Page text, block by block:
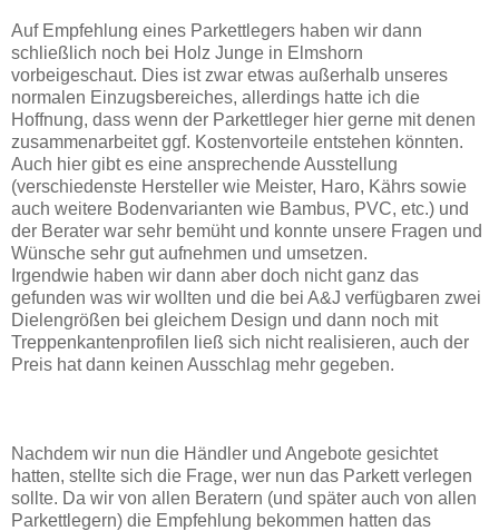
Auf Empfehlung eines Parkettlegers haben wir dann
schließlich noch bei Holz Junge in Elmshorn
vorbeigeschaut. Dies ist zwar etwas außerhalb unseres
normalen Einzugsbereiches, allerdings hatte ich die
Hoffnung, dass wenn der Parkettleger hier gerne mit denen
zusammenarbeitet ggf. Kostenvorteile entstehen könnten.
Auch hier gibt es eine ansprechende Ausstellung
(verschiedenste Hersteller wie Meister, Haro, Kährs sowie
auch weitere Bodenvarianten wie Bambus, PVC, etc.) und
der Berater war sehr bemüht und konnte unsere Fragen und
Wünsche sehr gut aufnehmen und umsetzen.
Irgendwie haben wir dann aber doch nicht ganz das
gefunden was wir wollten und die bei A&J verfügbaren zwei
Dielengrößen bei gleichem Design und dann noch mit
Treppenkantenprofilen ließ sich nicht realisieren, auch der
Preis hat dann keinen Ausschlag mehr gegeben.
Nachdem wir nun die Händler und Angebote gesichtet
hatten, stellte sich die Frage, wer nun das Parkett verlegen
sollte. Da wir von allen Beratern (und später auch von allen
Parkettlegern) die Empfehlung bekommen hatten das